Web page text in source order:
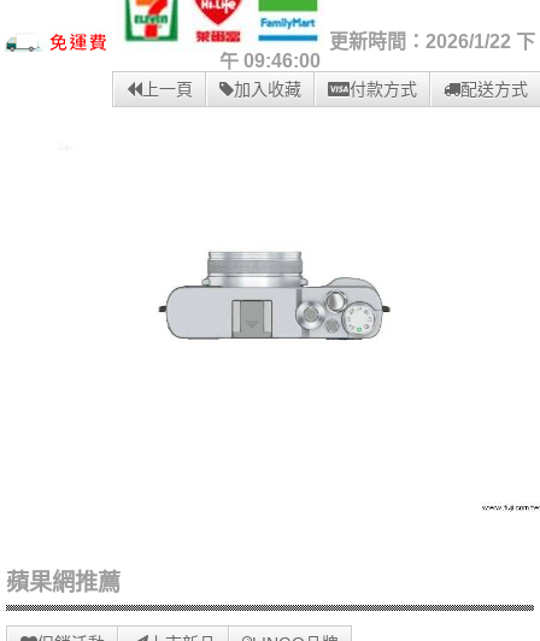
更新時間：2026/1/22 下
午 09:46:00
上一頁 加入收藏 付款方式 配送方式
蘋果網推薦